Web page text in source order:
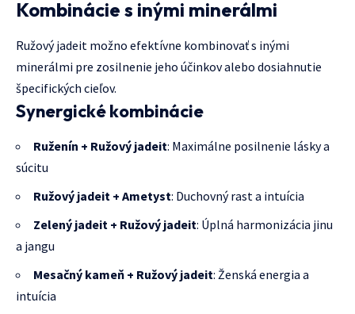
Kombinácie s inými minerálmi
Ružový jadeit možno efektívne kombinovať s inými
minerálmi pre zosilnenie jeho účinkov alebo dosiahnutie
špecifických cieľov.
Synergické kombinácie
Ruženín + Ružový jadeit: Maximálne posilnenie lásky a
súcitu
Ružový jadeit + Ametyst: Duchovný rast a intuícia
Zelený jadeit + Ružový jadeit: Úplná harmonizácia jinu
a jangu
Mesačný kameň + Ružový jadeit: Ženská energia a
intuícia